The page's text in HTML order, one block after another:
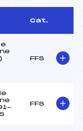
Cat.
FFS
FFS